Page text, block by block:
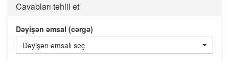
Cavabları təhlil et
Dəyişən əmsal (cərgə)
Dəyişən əmsalı seç